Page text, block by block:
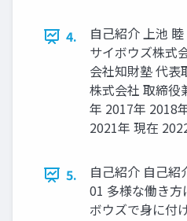
4.
自己紹介 上池 睦
サイボウズ株式
会社知財塾 代
株式会社 取締役
年 2017年 2018
2021年 現在
5.
自己紹介 自己紹
01 多様な働き
ボウズで身に付